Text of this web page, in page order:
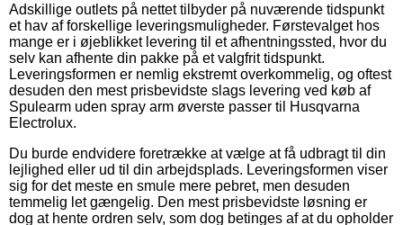
Adskillige outlets på nettet tilbyder på nuværende tidspunkt
et hav af forskellige leveringsmuligheder. Førstevalget hos
mange er i øjeblikket levering til et afhentningssted, hvor du
selv kan afhente din pakke på et valgfrit tidspunkt.
Leveringsformen er nemlig ekstremt overkommelig, og oftest
desuden den mest prisbevidste slags levering ved køb af
Spulearm uden spray arm øverste passer til Husqvarna
Electrolux.
Du burde endvidere foretrække at vælge at få udbragt til din
lejlighed eller ud til din arbejdsplads. Leveringsformen viser
sig for det meste en smule mere pebret, men desuden
temmelig let gængelig. Den mest prisbevidste løsning er
dog at hente ordren selv, som dog betinges af at du opholder